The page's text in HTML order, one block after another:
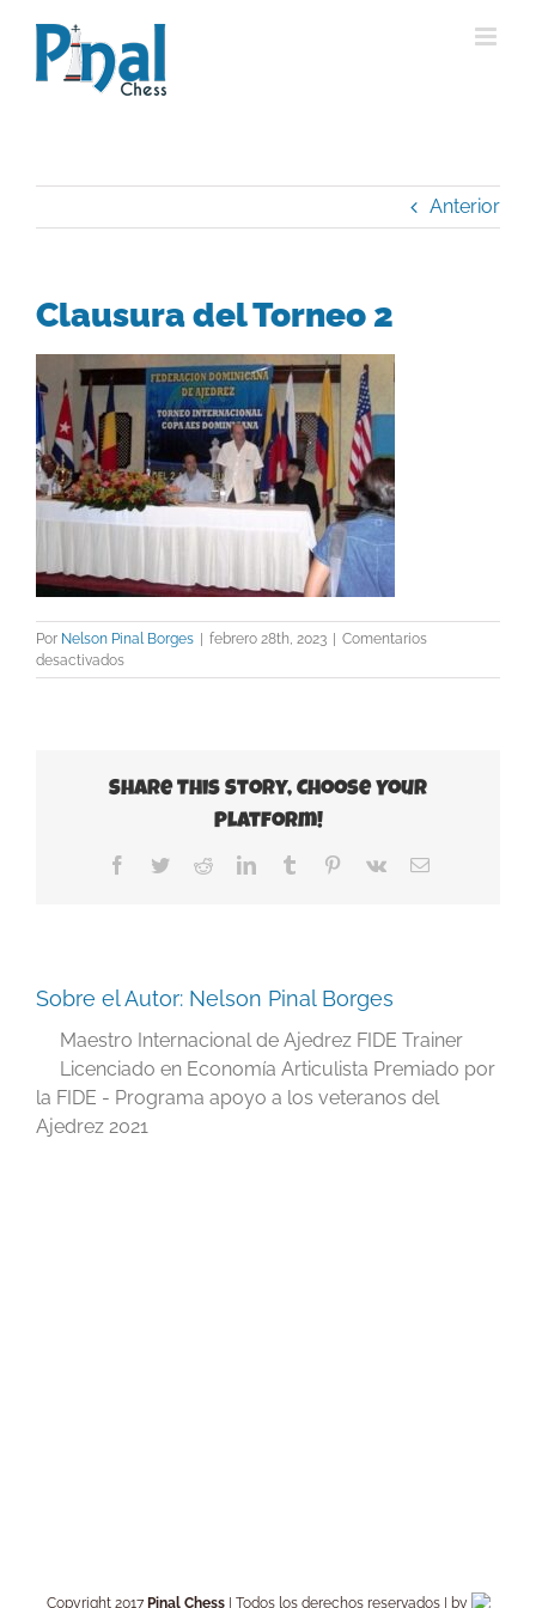
contenido
Anterior
Clausura del Torneo 2
Por Nelson Pinal Borges | febrero 28th, 2023 | Comentarios
desactivadosen
Clausura
Share This Story, Choose Your
Platform!
Facebook
TwitterRedditLinkedInTumblr Pinterest
Vk
Correo
Sobre el Autor: Nelson Pinal Borges
Maestro Internacional de Ajedrez FIDE Trainer
Licenciado en Economía Articulista Premiado por
la FIDE - Programa apoyo a los veteranos del
Ajedrez 2021
Copyright 2017 Pinal Chess| Todos los derechos reservados | by